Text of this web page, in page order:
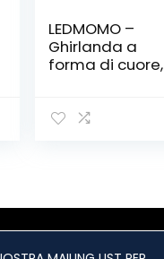
LEDMOMO –
Ghirlanda a
forma di cuore,
alimentata da
da letto, nozze,
esterno, anche